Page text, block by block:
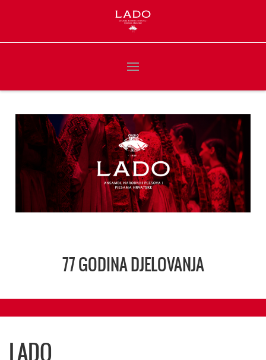
77 GODINA DJELOVANJA
LADO